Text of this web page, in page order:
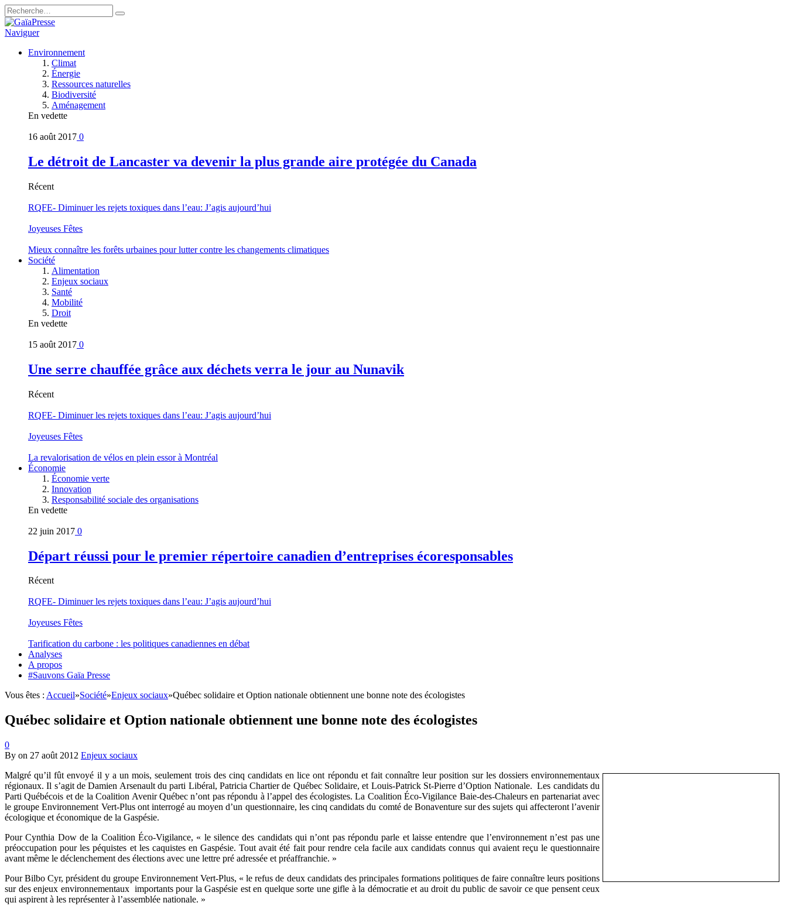
Naviguer
Environnement
Climat
Énergie
Ressources naturelles
Biodiversité
Aménagement
En vedette
16 août 2017 0
Le détroit de Lancaster va devenir la plus grande aire protégée du Canada
Récent
RQFE- Diminuer les rejets toxiques dans l’eau: J’agis aujourd’hui
Joyeuses Fêtes
Mieux connaître les forêts urbaines pour lutter contre les changements climatiques
Société
Alimentation
Enjeux sociaux
Santé
Mobilité
Droit
En vedette
15 août 2017 0
Une serre chauffée grâce aux déchets verra le jour au Nunavik
Récent
RQFE- Diminuer les rejets toxiques dans l’eau: J’agis aujourd’hui
Joyeuses Fêtes
La revalorisation de vélos en plein essor à Montréal
Économie
Économie verte
Innovation
Responsabilité sociale des organisations
En vedette
22 juin 2017 0
Départ réussi pour le premier répertoire canadien d’entreprises écoresponsables
Récent
RQFE- Diminuer les rejets toxiques dans l’eau: J’agis aujourd’hui
Joyeuses Fêtes
Tarification du carbone : les politiques canadiennes en débat
Analyses
A propos
#Sauvons Gaïa Presse
Vous êtes : Accueil»Société»Enjeux sociaux»Québec solidaire et Option nationale obtiennent une bonne note des écologistes
Québec solidaire et Option nationale obtiennent une bonne note des écologistes
0
By on 27 août 2012 Enjeux sociaux
Malgré qu’il fût envoyé il y a un mois, seulement trois des cinq candidats en lice ont répondu et fait connaître leur position sur les dossiers environnementaux
régionaux. Il s’agit de Damien Arsenault du parti Libéral, Patricia Chartier de Québec Solidaire, et Louis-Patrick St-Pierre d’Option Nationale. Les candidats du
Parti Québécois et de la Coalition Avenir Québec n’ont pas répondu à l’appel des écologistes. La Coalition Éco-Vigilance Baie-des-Chaleurs en partenariat avec
le groupe Environnement Vert-Plus ont interrogé au moyen d’un questionnaire, les cinq candidats du comté de Bonaventure sur des sujets qui affecteront l’avenir
écologique et économique de la Gaspésie.
Pour Cynthia Dow de la Coalition Éco-Vigilance, « le silence des candidats qui n’ont pas répondu parle et laisse entendre que l’environnement n’est pas une
préoccupation pour les péquistes et les caquistes en Gaspésie. Tout avait été fait pour rendre cela facile aux candidats connus qui avaient reçu le questionnaire
avant même le déclenchement des élections avec une lettre pré adressée et préaffranchie. »
Pour Bilbo Cyr, président du groupe Environnement Vert-Plus, « le refus de deux candidats des principales formations politiques de faire connaître leurs positions
sur des enjeux environnementaux importants pour la Gaspésie est en quelque sorte une gifle à la démocratie et au droit du public de savoir ce que pensent ceux
qui aspirent à les représenter à l’assemblée nationale. »